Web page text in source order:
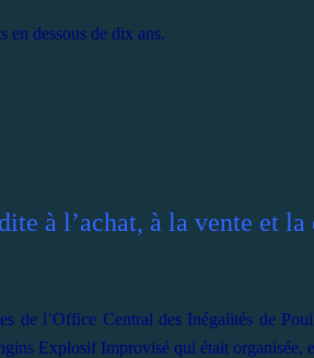
en dessous de dix ans.
à l’achat, à la vente et la
de l’Office Central des Inégalités de
Explosif Improvisé qui était organisée,